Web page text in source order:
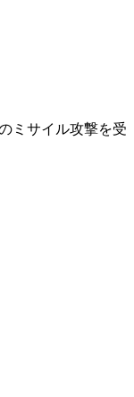
ミサイル攻撃を受